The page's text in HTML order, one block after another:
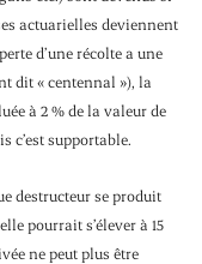
actuarielles deviennent
d’une récolte a une
dit « centennal »), la
à 2 % de la valeur de
c’est supportable.
destructeur se produit
pourrait s’élever à 15
ne peut plus être